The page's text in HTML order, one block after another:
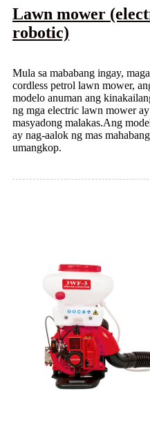
Lawn mower
robotic)
Mula sa mababang ingay,
cordless petrol lawn mower,
modelo anuman ang
ng mga electric lawn mower
masyadong malakas.Ang
ay nag-aalok ng mas
umangkop.